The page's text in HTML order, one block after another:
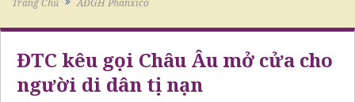
Trang Chủ AĐGH Phanxicô
ĐTC kêu gọi Châu Âu mở cửa cho
người di dân tị nạn